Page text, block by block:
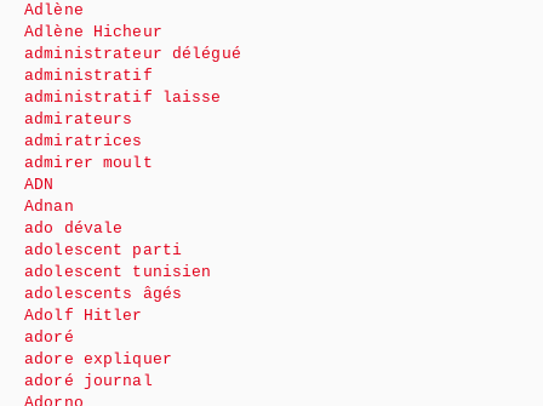
Adlène
Adlène Hicheur
administrateur délégué
administratif
administratif laisse
admirateurs
admiratrices
admirer moult
ADN
Adnan
ado dévale
adolescent parti
adolescent tunisien
adolescents âgés
Adolf Hitler
adoré
adore expliquer
adoré journal